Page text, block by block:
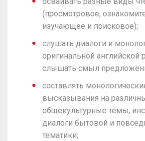
(просмотровое,
изучающее и поисковое);
слушать диалоги и
оригинальной английской
слышать смыл
составлять
высказывания на
общекультурные темы,
диалоги бытовой и
тематики;